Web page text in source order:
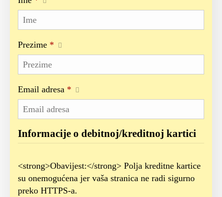
Prezime *
Email adresa *
Informacije o debitnoj/kreditnoj kartici
<strong>Obavijest:</strong> Polja kreditne kartice
su onemogućena jer vaša stranica ne radi sigurno
preko HTTPS-a.